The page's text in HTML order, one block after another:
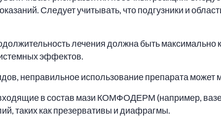
Следует учитывать, что подгузники и
лечения должна быть максимально
эффектов.
неправильное использование препарата может
в состав мази КОМФОДЕРМ (например,
таких как презервативы и диафрагмы.